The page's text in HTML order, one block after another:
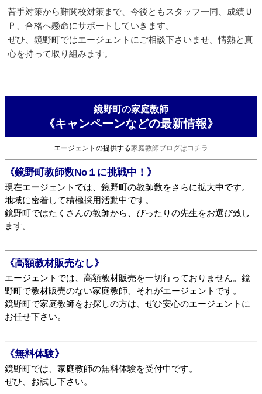
苦手対策から難関校対策まで、今後ともスタッフ一同、成績Ｕ
Ｐ、合格へ懸命にサポートしていきます。
ぜひ、鏡野町ではエージェントにご相談下さいませ。情熱と真
心を持って取り組みます。
鏡野町の家庭教師
《キャンペーンなどの最新情報》
エージェントの提供する家庭教師ブログはコチラ
《鏡野町教師数No１に挑戦中！》
現在エージェントでは、鏡野町の教師数をさらに拡大中です。
地域に密着して積極採用活動中です。
鏡野町ではたくさんの教師から、ぴったりの先生をお選び致し
ます。
《高額教材販売なし》
エージェントでは、高額教材販売を一切行っておりません。鏡
野町で教材販売のない家庭教師、それがエージェントです。
鏡野町で家庭教師をお探しの方は、ぜひ安心のエージェントに
お任せ下さい。
《無料体験》
鏡野町では、家庭教師の無料体験を受付中です。
ぜひ、お試し下さい。